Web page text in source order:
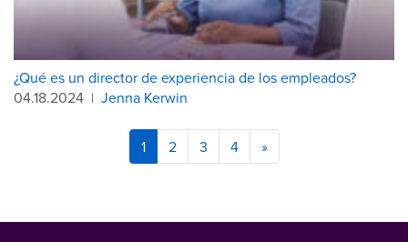
¿Qué es un director de experiencia de los empleados?
04.18.2024 | Jenna Kerwin
1 2 3 4 »